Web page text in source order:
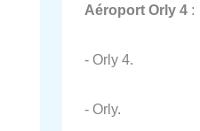
Aéroport Orly 4 :
- Orly 4.
- Orly.